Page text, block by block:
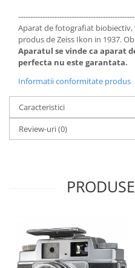
Aparat de fotografiat
produs de Zeiss Ikon in 1937.
Aparatul se vinde ca aparat
perfecta nu este garantata.
Informatii conformitate produs
Caracteristici
Review-uri(0)